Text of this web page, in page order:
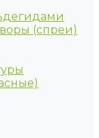
(спреи)